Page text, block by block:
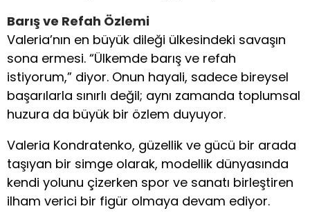
Barış ve Refah Özlemi
Valeria’nın en büyük dileği ülkesindeki savaşın
sona ermesi. “Ülkemde barış ve refah
istiyorum,” diyor. Onun hayali, sadece bireysel
başarılarla sınırlı değil; aynı zamanda toplumsal
huzura da büyük bir özlem duyuyor.
Valeria Kondratenko, güzellik ve gücü bir arada
taşıyan bir simge olarak, modellik dünyasında
kendi yolunu çizerken spor ve sanatı birleştiren
ilham verici bir figür olmaya devam ediyor.